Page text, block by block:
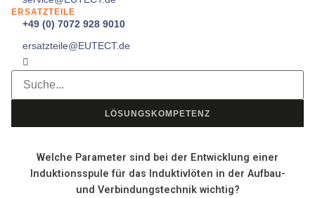
ERSATZTEILE
+49 (0) 7072 928 9010
ersatzteile@EUTECT.de
LÖSUNGSKOMPETENZ
Welche Parameter sind bei der Entwicklung einer
Induktionsspule für das Induktivlöten in der Aufbau-
und Verbindungstechnik wichtig?